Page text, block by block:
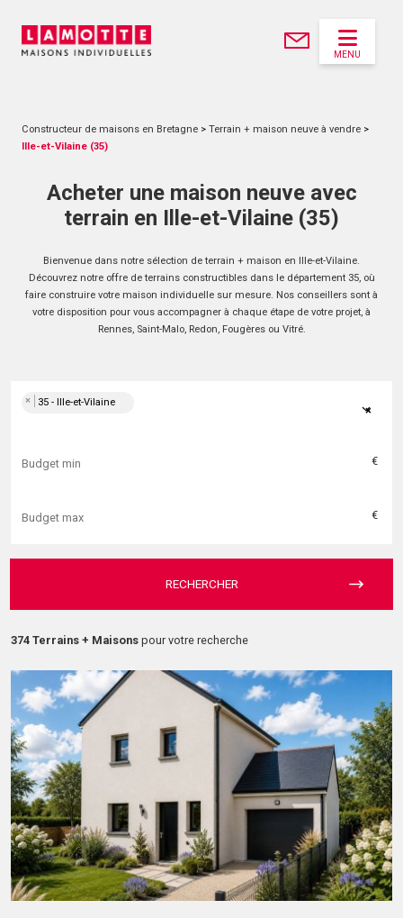
MENU
Constructeur de maisons en Bretagne > Terrain + maison neuve à vendre >
Ille-et-Vilaine (35)
Acheter une maison neuve avec
terrain en Ille-et-Vilaine (35)
Bienvenue dans notre sélection de terrain + maison en Ille-et-Vilaine.
Découvrez notre offre de terrains constructibles dans le département 35, où
faire construire votre maison individuelle sur mesure. Nos conseillers sont à
votre disposition pour vous accompagner à chaque étape de votre projet, à
Rennes, Saint-Malo, Redon, Fougères ou Vitré.
×
× 35 - Ille-et-Vilaine
€
€
RECHERCHER
374 Terrains + Maisons pour votre recherche